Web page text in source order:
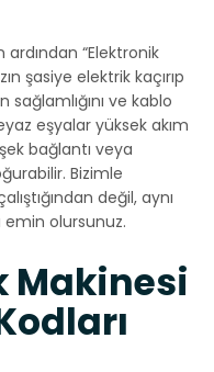
“Elektronik
şasiye elektrik kaçırıp
sağlamlığını ve kablo
eşyalar yüksek akım
bağlantı veya
Bizimle
değil, aynı
olursunuz.
Makinesi